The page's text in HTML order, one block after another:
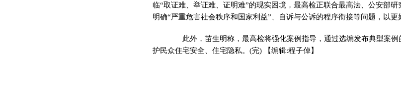
临“取证难、举证难、证明难”的现实困境，最高检正联合最高法、公安部
明确“严重危害社会秩序和国家利益”、自诉与公诉的程序衔接等问题，以更
此外，苗生明称，最高检将强化案例指导，通过选编发布典型案例
护民众住宅安全、住宅隐私。(完)
【编辑:程子倬】